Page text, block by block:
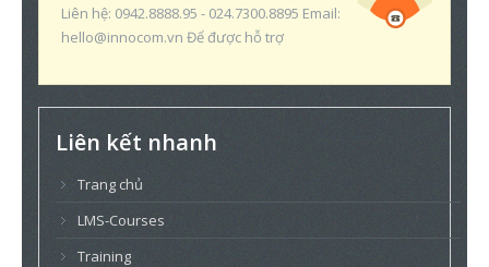
Liên hệ: 0942.8888.95 - 024.7300.8895 Email:
hello@innocom.vn Để được hỗ trợ
Liên kết nhanh
Trang chủ
LMS-Courses
Training